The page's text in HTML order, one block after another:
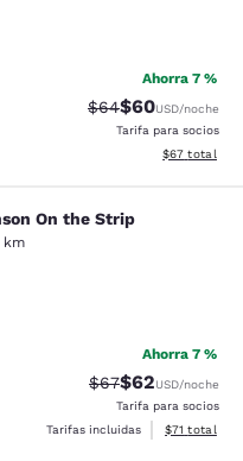
Ahorra 7 %
Precio tachado:
$64Precio con
$60USD/noche
Tarifa para socios
Ver detalles
$67 total
On the Strip
On the Strip
km
Bueno. 2190 reseñas
Ahorra 7 %
Precio tachado:
$67Precio con
$62USD/noche
Tarifa para socios
Tarifas incluidas
Ver detalles
$71 total